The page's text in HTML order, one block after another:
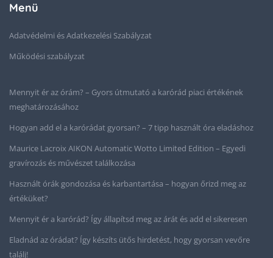
Menü
Adatvédelmi és Adatkezelési Szabályzat
Működési szabályzat
Mennyit ér az órám? – Gyors útmutató a karórád piaci értékének
meghatározásához
Hogyan add el a karórádat gyorsan? – 7 tipp használt óra eladáshoz
Maurice Lacroix AIKON Automatic Wotto Limited Edition – Egyedi
gravírozás és művészet találkozása
Használt órák gondozása és karbantartása – hogyan őrizd meg az
értéküket?
Mennyit ér a karórád? Így állapítsd meg az árát és add el sikeresen
Eladnád az órádat? Így készíts ütős hirdetést, hogy gyorsan vevőre
találj!